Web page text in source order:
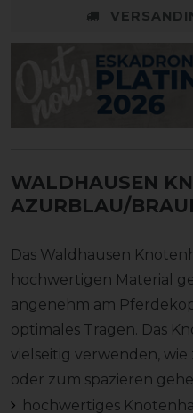
WALDHAUSEN
AZURBLAU/
Das Waldhausen
hochwertigen Material
angenehm am
optimales Tragen. Das
vielseitig verwenden,
oder zum spazieren
hochwertiges